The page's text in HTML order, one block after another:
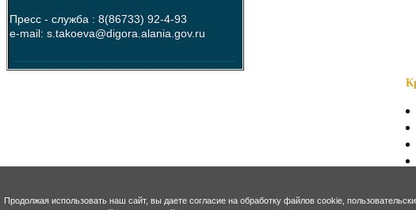
Пресс - служба : 8(86733) 92-4-93
e-mail: s.takoeva@digora.alania.gov.ru
--------------------------------------------------------
Продолжая использовать наш сайт, вы даете согласие на обработку файлов cookie,